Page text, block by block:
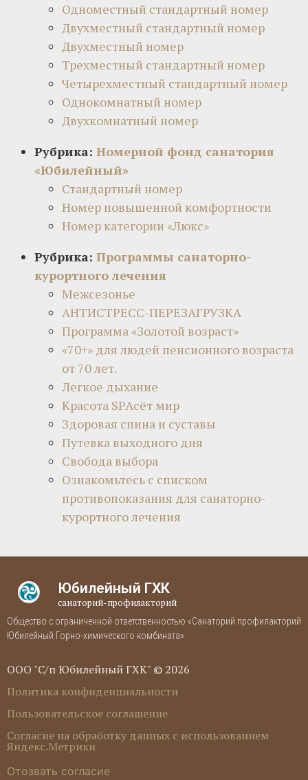
Одноместный стандартный номер
Двухместный стандартный номер
Двухместный номер
Трехместный стандартный номер
Четырехместный стандартный номер
Однокомнатный номер
Двухкомнатный номер
Рубрика: Номерной фонд санатория
«Юбилейный»
Стандартный номер
Номер повышенной комфортности
Номер категории «Люкс»
Рубрика: Программы санаторно-
курортного лечения
Межсезонье
АНТИСТРЕСС-ПЕРЕЗАГРУЗКА
Программа «Золотой возраст»
«70+» для людей пенсионного возраста
от 70 лет.
Легкое дыхание
Красота SPAсёт мир
Здоровая спина и суставы
Путевка выходного дня
Свобода выбора
Ознакомьтесь с списком
противопоказания для санаторно-
курортного лечения
Юбилейный ГХК
санаторий-профилакторий
Общество с ограниченной ответственностью «Санаторий профилакторий
Юбилейный Горно-химического комбината»
ООО "С/п Юбилейный ГХК" © 2026
Политика конфиденциальности
Пользовательское соглашение
Согласие на обработку данных с использованием
Яндекс.Метрики
Отозвать согласие